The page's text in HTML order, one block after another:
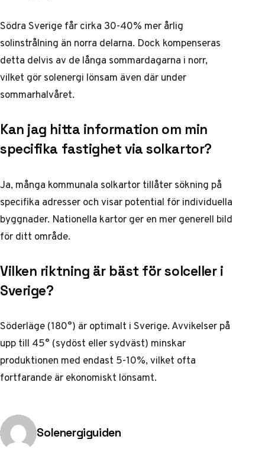
Södra Sverige får cirka 30-40% mer årlig
solinstrålning än norra delarna. Dock kompenseras
detta delvis av de långa sommardagarna i norr,
vilket gör solenergi lönsam även där under
sommarhalvåret.
Kan jag hitta information om min
specifika fastighet via solkartor?
Ja, många kommunala solkartor tillåter sökning på
specifika adresser och visar potential för individuella
byggnader. Nationella kartor ger en mer generell bild
för ditt område.
Vilken riktning är bäst för solceller i
Sverige?
Söderläge (180°) är optimalt i Sverige. Avvikelser på
upp till 45° (sydöst eller sydväst) minskar
produktionen med endast 5-10%, vilket ofta
fortfarande är ekonomiskt lönsamt.
Publicerad av
Solenergiguiden